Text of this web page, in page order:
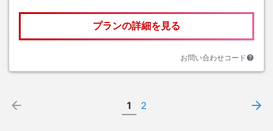
プランの詳細を見る
お問い合わせコード
1 2